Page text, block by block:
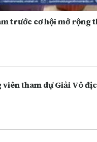
trước cơ hội mở rộng
viên tham dự Giải Vô